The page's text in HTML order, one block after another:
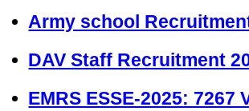
Army school Recruitment
DAV Staff Recruitment
EMRS ESSE-2025: 7267